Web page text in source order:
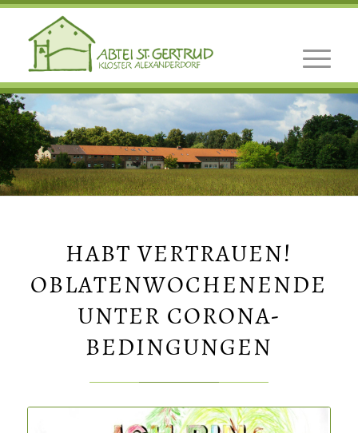
HABT VERTRAUEN!
OBLATENWOCHENENDE
UNTER CORONA-
BEDINGUNGEN